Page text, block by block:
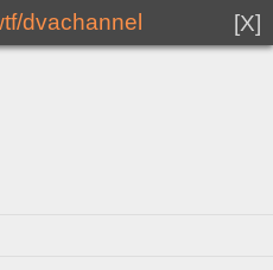
dvachannel [X]